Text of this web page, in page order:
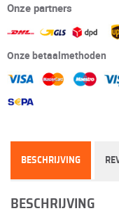
Onze partners
Onze betaalmethoden
BESCHRIJVING
BESCHRIJVING